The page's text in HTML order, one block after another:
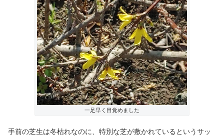
一足早く目覚めました
手前の芝生は冬枯れなのに、特別な芝が敷かれているというサッ